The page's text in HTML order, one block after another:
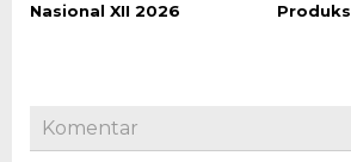
Nasional XII 2026
Komentar